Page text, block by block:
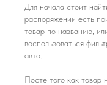
Для начала стоит
распоряжении есть
товар по названию,
воспользоваться
авто.
Посте того как товар